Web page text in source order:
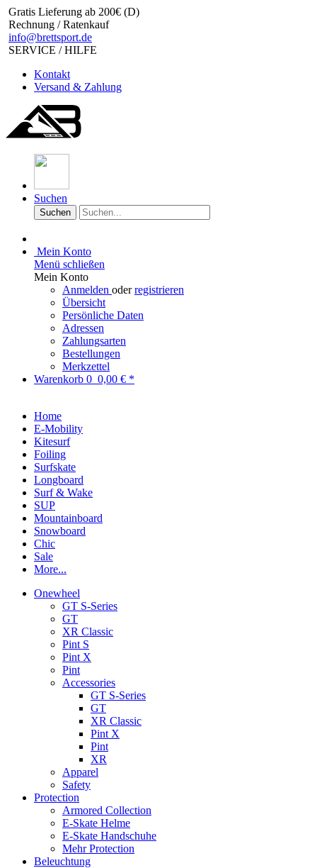
Gratis Lieferung ab 200€ (D)
Rechnung / Ratenkauf
info@brettsport.de
SERVICE / HILFE
Kontakt
Versand & Zahlung
Suchen
Suchen
Mein Konto
Menü schließen
Mein Konto
Anmelden oderregistrieren
Übersicht
Persönliche Daten
Adressen
Zahlungsarten
Bestellungen
Merkzettel
Warenkorb 0 0,00 € *
Home
E-Mobility
Kitesurf
Foiling
Surfskate
Longboard
Surf & Wake
SUP
Mountainboard
Snowboard
Chic
Sale
More...
Onewheel
GT S-Series
GT
XR Classic
Pint S
Pint X
Pint
Accessories
GT S-Series
GT
XR Classic
Pint X
Pint
XR
Apparel
Safety
Protection
Armored Collection
E-Skate Helme
E-Skate Handschuhe
Mehr Protection
Beleuchtung